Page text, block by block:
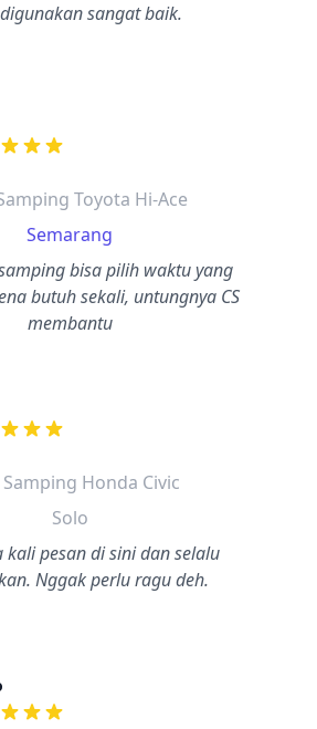
sangat baik.
adalah bintang lima
Toyota Hi-Ace
Semarang
bisa pilih waktu yang
butuh sekali, untungnya CS
membantu
adalah bintang lima
Samping Honda Civic
Solo
kali pesan di sini dan selalu
Nggak perlu ragu deh.
adalah bintang lima